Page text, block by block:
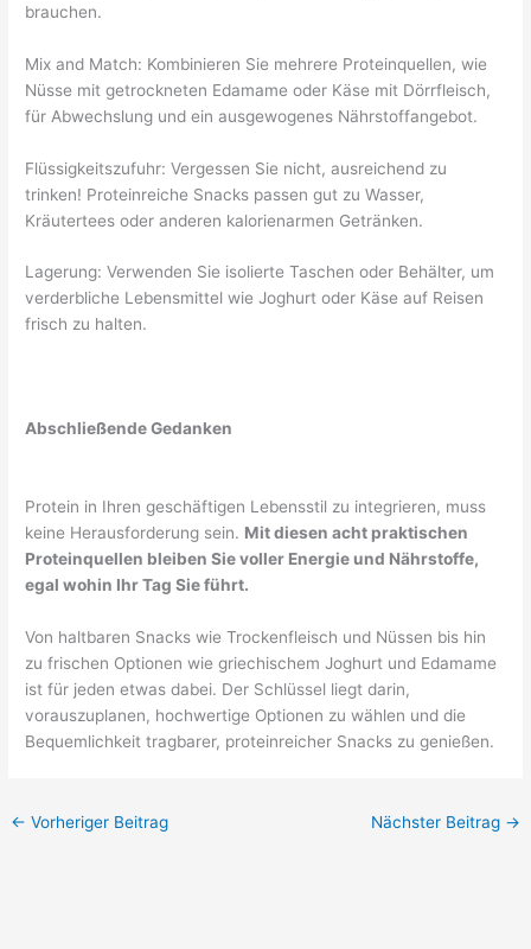
brauchen.
Mix and Match: Kombinieren Sie mehrere Proteinquellen, wie
Nüsse mit getrockneten Edamame oder Käse mit Dörrfleisch,
für Abwechslung und ein ausgewogenes Nährstoffangebot.
Flüssigkeitszufuhr: Vergessen Sie nicht, ausreichend zu
trinken! Proteinreiche Snacks passen gut zu Wasser,
Kräutertees oder anderen kalorienarmen Getränken.
Lagerung: Verwenden Sie isolierte Taschen oder Behälter, um
verderbliche Lebensmittel wie Joghurt oder Käse auf Reisen
frisch zu halten.
Abschließende Gedanken
Protein in Ihren geschäftigen Lebensstil zu integrieren, muss
keine Herausforderung sein. Mit diesen acht praktischen
Proteinquellen bleiben Sie voller Energie und Nährstoffe,
egal wohin Ihr Tag Sie führt.
Von haltbaren Snacks wie Trockenfleisch und Nüssen bis hin
zu frischen Optionen wie griechischem Joghurt und Edamame
ist für jeden etwas dabei. Der Schlüssel liegt darin,
vorauszuplanen, hochwertige Optionen zu wählen und die
Bequemlichkeit tragbarer, proteinreicher Snacks zu genießen.
← Vorheriger Beitrag Nächster Beitrag →